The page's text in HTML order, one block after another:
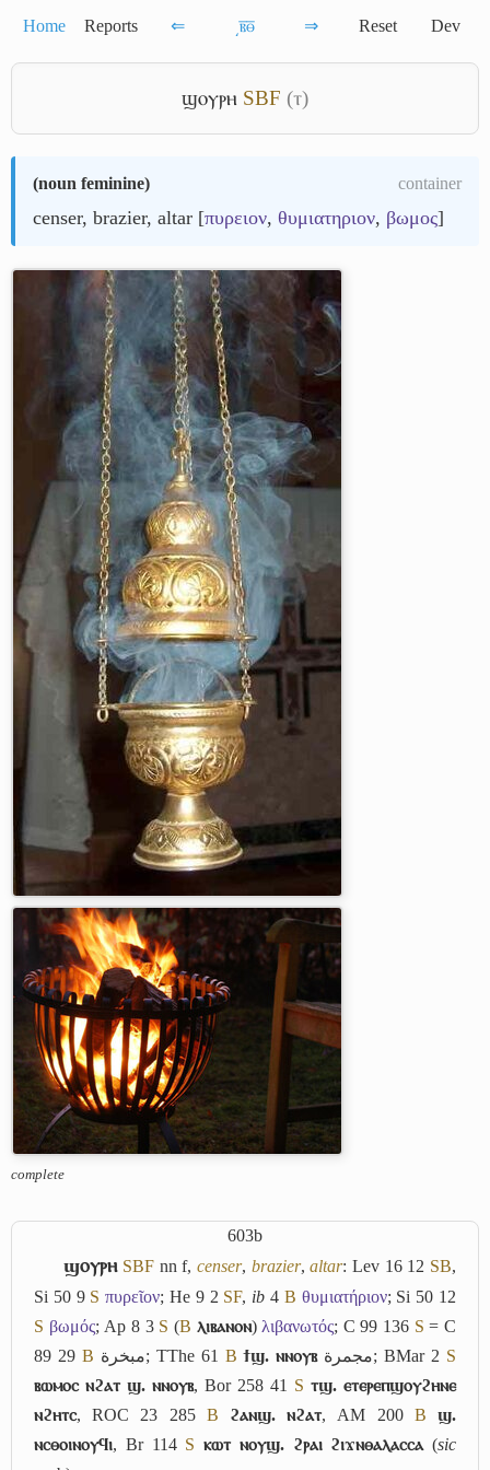
Home Reports ⇐ ͵ⲃ̅ⲑ̅ ⇒ Reset Dev
ϣⲟⲩⲣⲏ SBF (ⲧ)
(noun feminine) container
censer, brazier, altar [πυρειον, θυμιατηριον, βωμος]
complete
603b
ϣⲟⲩⲣⲏ SBFnn f, censer, brazier,altar: Lev 16 12 SB,
Si 50 9 S πυρεῖον; He 9 2 SF, ib 4 B θυμιατήριον; Si 50 12
S βωμός; Ap 8 3 S (B ⲗⲓⲃⲁⲛⲟⲛ) λιβανωτός; C 99 136 S = C
89 29 B مبخرة; TThe 61 B ϯϣ. ⲛⲛⲟⲩⲃ مجمرة; BMar 2 S
ⲃⲱⲙⲟⲥ ⲛϩⲁⲧ ϣ. ⲛⲛⲟⲩⲃ, Bor 258 41 S ⲧϣ. ⲉⲧⲉⲣⲉⲡϣⲟⲩϩⲏⲛⲉ
ⲛϩⲏⲧⲥ, ROC 23 285 B ϩⲁⲛϣ. ⲛϩⲁⲧ, AM 200 B
ϣ.
ⲛⲥⲑⲟⲓⲛⲟⲩϥⲓ, Br 114 S ⲕⲱⲧ ⲛⲟⲩϣ. ϩⲣⲁⲓ ϩⲓϫⲛⲑⲁⲗⲁⲥⲥⲁ (sic